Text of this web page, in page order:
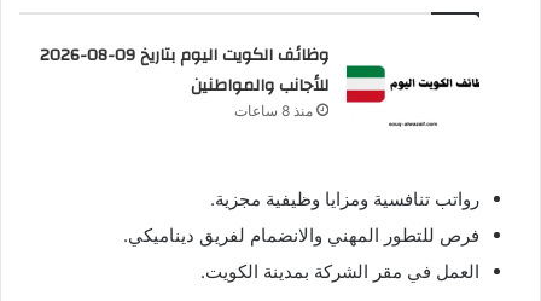
وظائف الكويت اليوم بتاريخ 09-08-2026
للأجانب والمواطنين
منذ 8 ساعات
رواتب تنافسية ومزايا وظيفية مجزية.
فرص للتطور المهني والانضمام لفريق ديناميكي.
العمل في مقر الشركة بمدينة الكويت.